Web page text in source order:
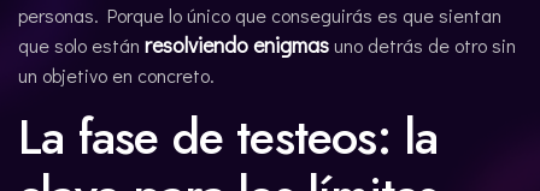
personas. Porque lo único que conseguirás es que sientan
que solo están resolviendo enigmasuno detrás de otro sin
un objetivo en concreto.
La fase de testeos: la